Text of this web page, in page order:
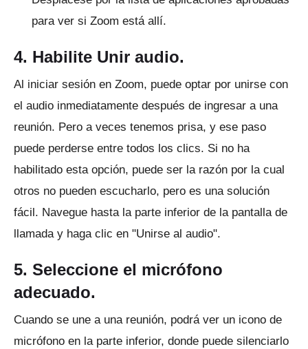
para ver si Zoom está allí.
4. Habilite Unir audio.
Al iniciar sesión en Zoom, puede optar por unirse con
el audio inmediatamente después de ingresar a una
reunión. Pero a veces tenemos prisa, y ese paso
puede perderse entre todos los clics. Si no ha
habilitado esta opción, puede ser la razón por la cual
otros no pueden escucharlo, pero es una solución
fácil. Navegue hasta la parte inferior de la pantalla de
llamada y haga clic en "Unirse al audio".
5. Seleccione el micrófono
adecuado.
Cuando se une a una reunión, podrá ver un icono de
micrófono en la parte inferior, donde puede silenciarlo